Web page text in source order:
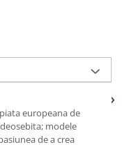
europeana de
modele
de a crea